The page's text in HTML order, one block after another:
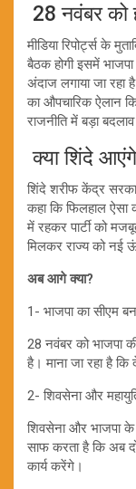
28 नवंबर को
मीडिया रिपोर्ट्स के
बैठक होगी इसमें
अंदाज लगाया जा रहा
का औपचारिक ऐलान
राजनीति में बड़ा बदलाव
क्या शिंदे
शिंदे शरीफ केंद्र
कहा कि फिलहाल ऐसा
में रहकर पार्टी को
मिलकर राज्य को नई
अब आगे क्या?
1- भाजपा का सीएम
28 नवंबर को भाजपा
है। माना जा रहा है
2- शिवसेना और
शिवसेना और भाजपा
साफ करता है कि अब
कार्य करेंगे।